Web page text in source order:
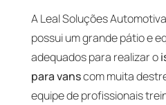
A Leal Soluções
possui um grande pátio e
adequados para realizar o
para vanscom muita
equipe de profissionais